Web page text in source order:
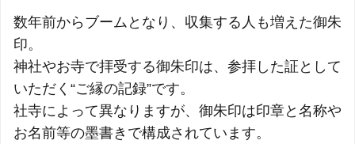
数年前からブームとなり、収集する人も増えた御朱
印。
神社やお寺で拝受する御朱印は、参拝した証として
いただく“ご縁の記録”です。
社寺によって異なりますが、御朱印は印章と名称や
お名前等の墨書きで構成されています。